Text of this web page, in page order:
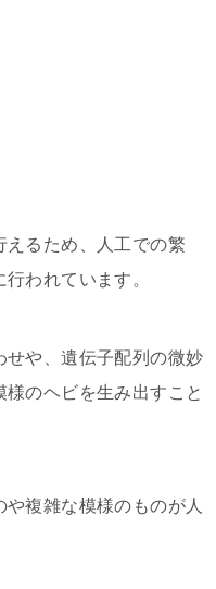
るため、人工での繁
われています。
や、遺伝子配列の微妙
のヘビを生み出すこと
複雑な模様のものが人